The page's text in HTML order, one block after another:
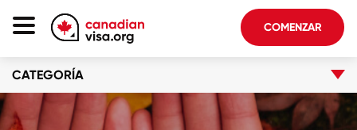
COMENZAR
CATEGORÍA
Página De Inicio
Inmigración Canadá